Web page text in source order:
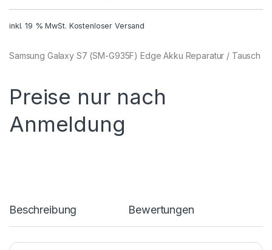
inkl. 19 % MwSt. Kostenloser Versand
Samsung Galaxy S7 (SM-G935F) Edge Akku Reparatur / Tausch
Preise nur nach
Anmeldung
Beschreibung Bewertungen